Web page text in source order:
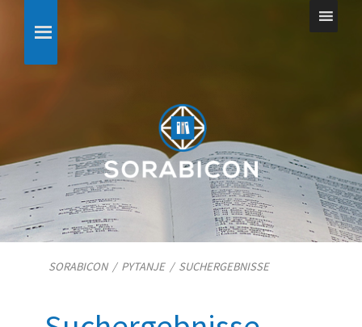
SORABICON/ PYTANJE/ SUCHERGEBNISSE